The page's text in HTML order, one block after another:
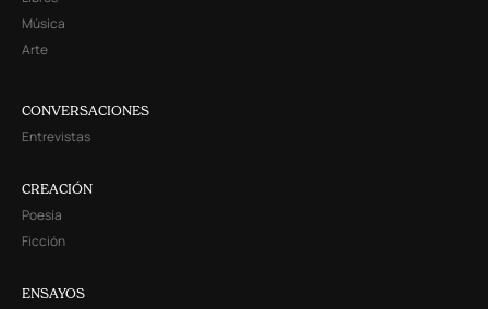
Música
Arte
CONVERSACIONES
Entrevistas
CREACIÓN
Poesía
Ficción
ENSAYOS